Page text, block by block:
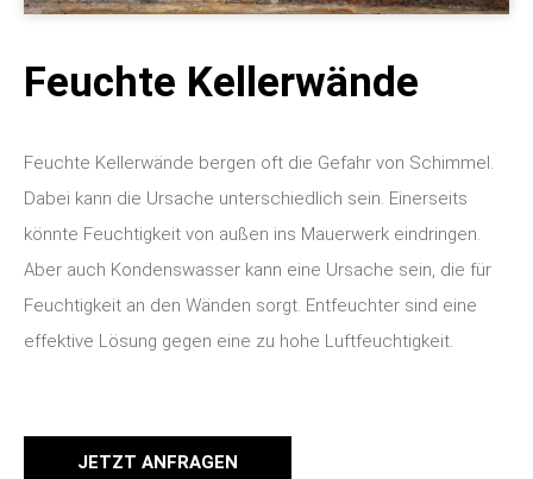
Feuchte Kellerwände
Feuchte Kellerwände bergen oft die Gefahr von Schimmel.
Dabei kann die Ursache unterschiedlich sein. Einerseits
könnte Feuchtigkeit von außen ins Mauerwerk eindringen.
Aber auch Kondenswasser kann eine Ursache sein, die für
Feuchtigkeit an den Wänden sorgt. Entfeuchter sind eine
effektive Lösung gegen eine zu hohe Luftfeuchtigkeit.
JETZT ANFRAGEN